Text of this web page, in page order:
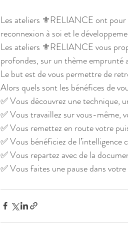
Les ateliers ⚜️RELIANCE ont pour
reconnexion à soi et le
Les ateliers ⚜️RELIANCE vous
profondes, sur un thème emprunté
Le but est de vous permettre de
Alors quels sont les bénéfices de
✅ Vous découvrez une technique,
✅ Vous travaillez sur vous-même,
✅ Vous remettez en route votre
✅ Vous bénéficiez de
✅ Vous repartez avec de la
✅ Vous faites une pause dans